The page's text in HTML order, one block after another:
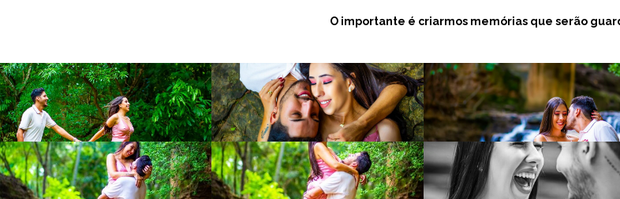
O importante é criarmos memórias que serão